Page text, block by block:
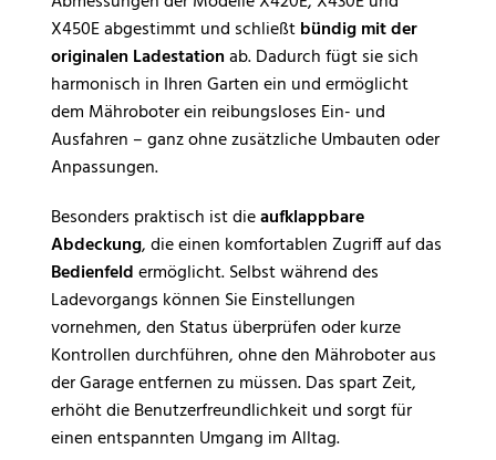
X450E abgestimmt und schließtbündig mit der
originalen Ladestationab. Dadurch fügt sie sich
harmonisch in Ihren Garten ein und ermöglicht
dem Mähroboter ein reibungsloses Ein- und
Ausfahren – ganz ohne zusätzliche Umbauten oder
Anpassungen.
Besonders praktisch ist dieaufklappbare
Abdeckung, die einen komfortablen Zugriff auf das
Bedienfeldermöglicht. Selbst während des
Ladevorgangs können Sie Einstellungen
vornehmen, den Status überprüfen oder kurze
Kontrollen durchführen, ohne den Mähroboter aus
der Garage entfernen zu müssen. Das spart Zeit,
erhöht die Benutzerfreundlichkeit und sorgt für
einen entspannten Umgang im Alltag.